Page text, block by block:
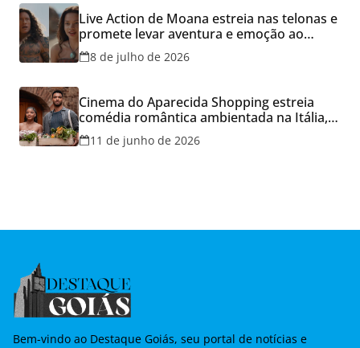
Live Action de Moana estreia nas telonas e
promete levar aventura e emoção ao
Cineflix do Aparecida Shopping
8 de julho de 2026
Cinema do Aparecida Shopping estreia
comédia romântica ambientada na Itália,
hoje e lança promoção para o Dia dos
Namorados
11 de junho de 2026
Bem-vindo ao Destaque Goiás, seu portal de notícias e